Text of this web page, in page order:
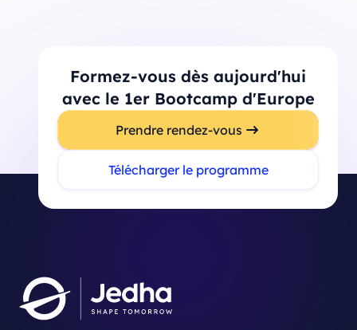
Formez-vous dès aujourd'hui
avec le 1er Bootcamp d'Europe
Prendre rendez-vous
Télécharger le programme